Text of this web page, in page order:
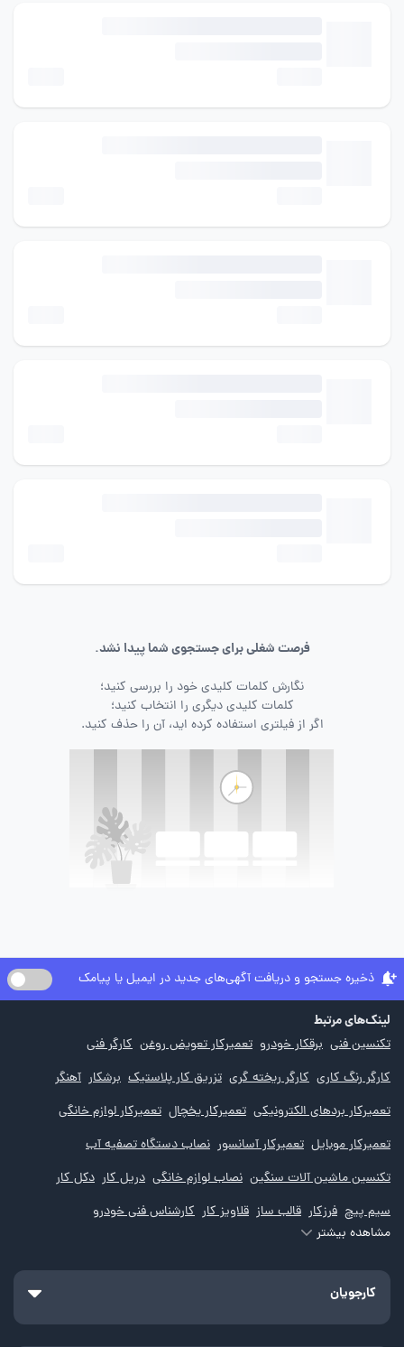
فرصت شغلی برای جستجوی شما پیدا نشد.
نگارش کلمات کلیدی خود را بررسی کنید؛
کلمات کلیدی دیگری را انتخاب کنید؛
اگر از فیلتری استفاده کرده اید، آن را حذف کنید.
ذخیره جستجو و دریافت آگهی‌های جدید در ایمیل یا پیامک
لینک‌های مرتبط
تکنسین فنی برقکار خودرو تعمیرکار تعویض روغن کارگر فنی
کارگر رنگ کاری کارگر ریخته گری تزریق کار پلاستیک برشکار آهنگر
تعمیرکار بردهای الکترونیکی تعمیرکار یخچال تعمیرکار لوازم خانگی
تعمیرکار موبایل تعمیرکار آسانسور نصاب دستگاه تصفیه آب
تکنسین ماشین آلات سنگین نصاب لوازم خانگی دریل کار دکل کار
سیم پیچ فرزکار قالب ساز قلاویز کار کارشناس فنی خودرو
کارگر تراشکاری
مدیر نگهداری و تعمیرات
مشاهده بیشتر
کارجویان